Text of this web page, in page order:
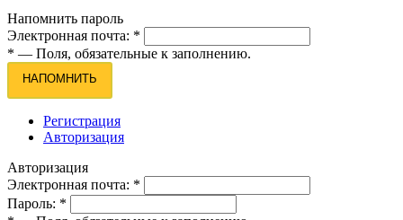
Напомнить пароль
Электронная почта: *
* — Поля, обязательные к заполнению.
НАПОМНИТЬ
Регистрация
Авторизация
Авторизация
Электронная почта: *
Пароль: *